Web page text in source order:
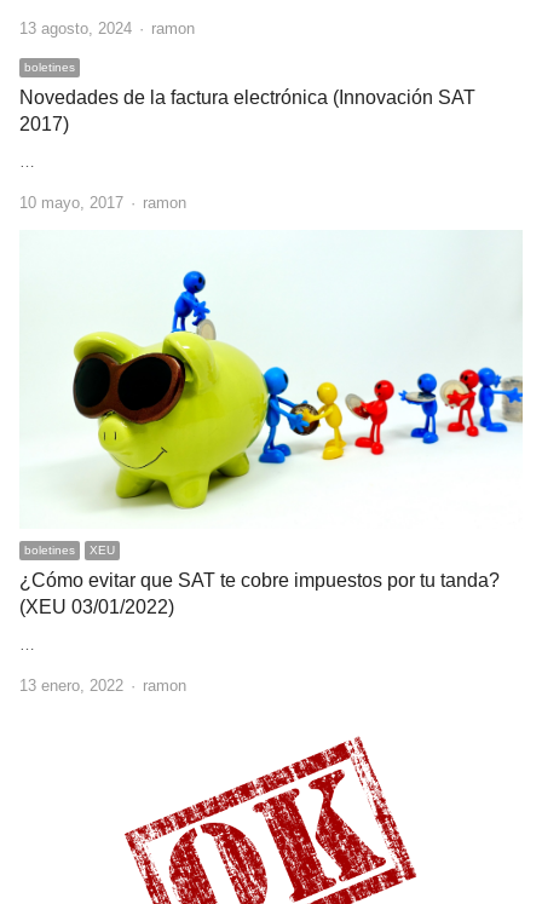
13 agosto, 2024 Author
ramon
boletines
Novedades de la factura electrónica (Innovación SAT
2017)
…
10 mayo, 2017 Author
ramon
boletines XEU
¿Cómo evitar que SAT te cobre impuestos por tu tanda?
(XEU 03/01/2022)
…
13 enero, 2022 Author
ramon